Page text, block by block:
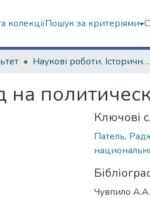
колекціїПошук за критеріями
Наукові роботи. Історичний факультет
на
Ключові
Патель,
Чувпило